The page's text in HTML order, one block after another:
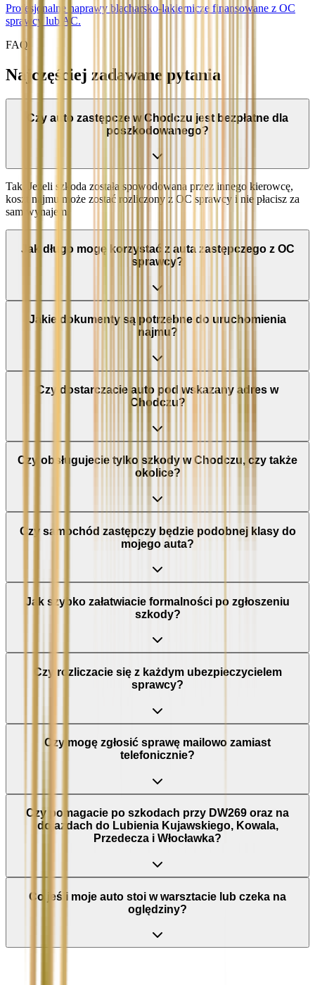
Profesjonalne naprawy blacharsko-lakiernicze finansowane z OC
sprawcy lub AC.
FAQ
Najczęściej zadawane pytania
Czy auto zastępcze w Chodczu jest bezpłatne dla
poszkodowanego?
Tak. Jeżeli szkoda została spowodowana przez innego kierowcę,
koszt najmu może zostać rozliczony z OC sprawcy i nie płacisz za
sam wynajem.
Jak długo mogę korzystać z auta zastępczego z OC
sprawcy?
Jakie dokumenty są potrzebne do uruchomienia
najmu?
Czy dostarczacie auto pod wskazany adres w
Chodczu?
Czy obsługujecie tylko szkody w Chodczu, czy także
okolice?
Czy samochód zastępczy będzie podobnej klasy do
mojego auta?
Jak szybko załatwiacie formalności po zgłoszeniu
szkody?
Czy rozliczacie się z każdym ubezpieczycielem
sprawcy?
Czy mogę zgłosić sprawę mailowo zamiast
telefonicznie?
Czy pomagacie po szkodach przy DW269 oraz na
dojazdach do Lubienia Kujawskiego, Kowala,
Przedecza i Włocławka?
Co jeśli moje auto stoi w warsztacie lub czeka na
oględziny?